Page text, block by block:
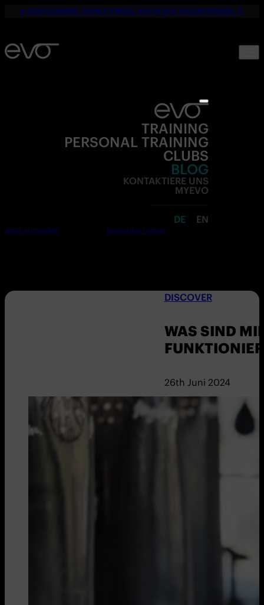
☀️ DEIN SOMMER. DEINE FITNESS. NUR 19,90€ BIS SEPTEMBER. 💪
TRAINING
PERSONAL TRAINING
CLUBS
BLOG
KONTAKTIERE UNS
MYEVO
DE EN
Jetzt anmelden Kostenlos testen
DISCOVER
WAS SIND
26th Juni 2024